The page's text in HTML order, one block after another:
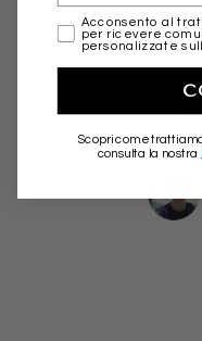
More than
marketing
Acconsento al
per ricevere
personalizzate
Scopri come
consulta la nostra